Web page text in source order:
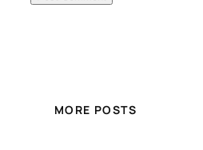
MORE POSTS